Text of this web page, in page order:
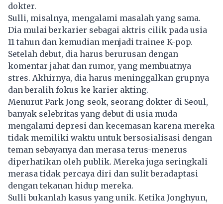
dokter.
Sulli, misalnya, mengalami masalah yang sama.
Dia mulai berkarier sebagai aktris cilik pada usia
11 tahun dan kemudian menjadi trainee K-pop.
Setelah debut, dia harus berurusan dengan
komentar jahat dan rumor, yang membuatnya
stres. Akhirnya, dia harus meninggalkan grupnya
dan beralih fokus ke karier akting.
Menurut Park Jong-seok, seorang dokter di Seoul,
banyak selebritas yang debut di usia muda
mengalami depresi dan kecemasan karena mereka
tidak memiliki waktu untuk bersosialisasi dengan
teman sebayanya dan merasa terus-menerus
diperhatikan oleh publik. Mereka juga seringkali
merasa tidak percaya diri dan sulit beradaptasi
dengan tekanan hidup mereka.
Sulli bukanlah kasus yang unik. Ketika Jonghyun,